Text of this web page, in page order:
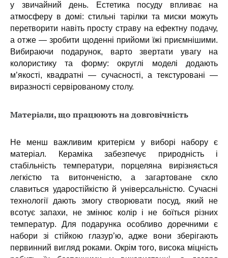
у звичайний день. Естетика посуду впливає на
атмосферу в домі: стильні тарілки та миски можуть
перетворити навіть просту страву на ефектну подачу,
а отже — зробити щоденні прийоми їжі приємнішими.
Вибираючи подарунок, варто звертати увагу на
колористику та форму: округлі моделі додають
м’якості, квадратні — сучасності, а текстуровані —
виразності сервірованому столу.
Матеріали, що працюють на довговічність
Не менш важливим критерієм у виборі набору є
матеріал. Кераміка забезпечує природність і
стабільність температури, порцеляна вирізняється
легкістю та витонченістю, а загартоване скло
славиться ударостійкістю й універсальністю. Сучасні
технології дають змогу створювати посуд, який не
всотує запахи, не змінює колір і не боїться різних
температур. Для подарунка особливо доречними є
набори зі стійкою глазур’ю, адже вони зберігають
первинний вигляд роками. Окрім того, висока міцність